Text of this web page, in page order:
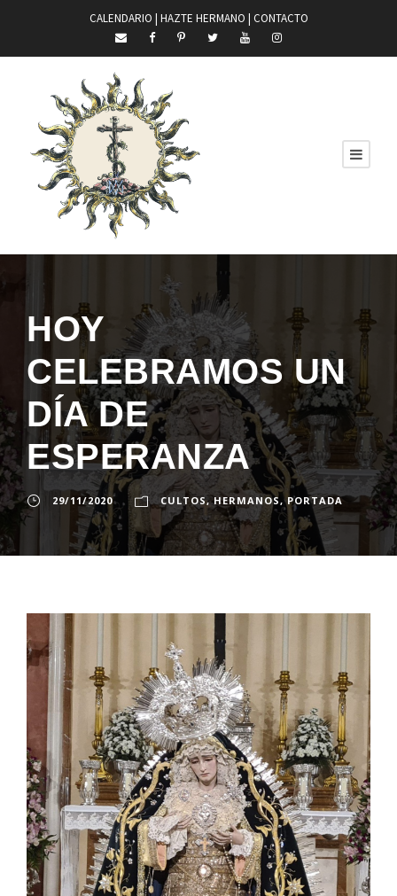
CALENDARIO | HAZTE HERMANO | CONTACTO
HOY
CELEBRAMOS UN
DÍA DE
ESPERANZA
29/11/2020 CULTOS, HERMANOS, PORTADA